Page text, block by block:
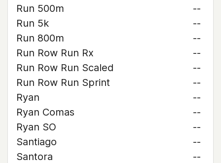
Run 500m
--
Run 5k
--
Run 800m
--
Run Row Run Rx
--
Run Row Run Scaled
--
Run Row Run Sprint
--
Ryan
--
Ryan Comas
--
Ryan SO
--
Santiago
--
Santora
--